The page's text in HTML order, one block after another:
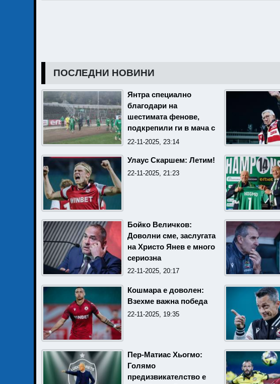
ПОСЛЕДНИ НОВИНИ
Янтра специално
благодари на
шестимата фенове,
подкрепили ги в мача с
Беласица
22-11-2025, 23:14
Улаус Скаршем: Летим!
22-11-2025, 21:23
Бойко Величков:
Доволни сме, заслугата
на Христо Янев е много
сериозна
22-11-2025, 20:17
Кошмара е доволен:
Взехме важна победа
22-11-2025, 19:35
Пер-Матиас Хьогмо:
Голямо
предизвикателство е